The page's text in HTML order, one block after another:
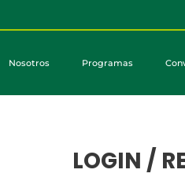
Nosotros Programas
LOGIN /